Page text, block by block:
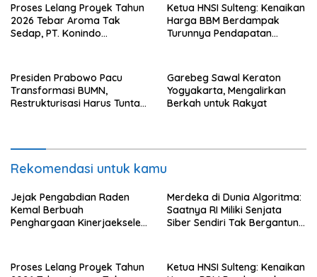
Proses Lelang Proyek Tahun
2026 Tebar Aroma Tak
Sedap, PT. Konindo
Ketua HNSI Sulteng: Kenaikan
Harga BBM Berdampak
Turunnya Pendapatan
Presiden Prabowo Pacu
Transformasi BUMN,
Restrukturisasi Harus Tuntas
Garebeg Sawal Keraton
Yogyakarta, Mengalirkan
Berkah untuk Rakyat
Rekomendasi untuk kamu
Jejak Pengabdian Raden
Kemal Berbuah
Penghargaan Kinerjaekselen
Merdeka di Dunia Algoritma:
Saatnya RI Miliki Senjata
Siber Sendiri Tak Bergantung
Proses Lelang Proyek Tahun
Ketua HNSI Sulteng: Kenaikan